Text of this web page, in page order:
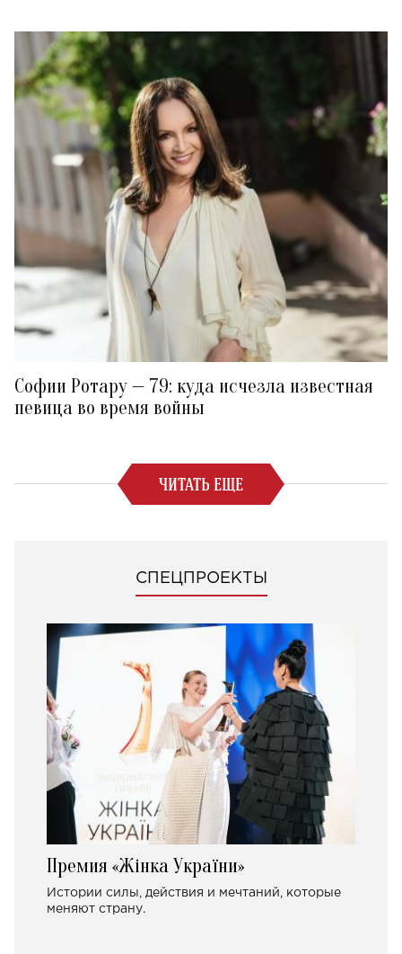
Софии Ротару — 79: куда исчезла известная
певица во время войны
ЧИТАТЬ ЕЩЕ
СПЕЦПРОЕКТЫ
Премия «Жінка України»
Истории силы, действия и мечтаний, которые
меняют страну.